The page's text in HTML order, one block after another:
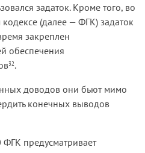
задаток. Кроме того, во
(далее — ФГК) задаток
закреплен
обеспечения
32.
доводов они бьют мимо
конечных выводов
ФГК предусматривает